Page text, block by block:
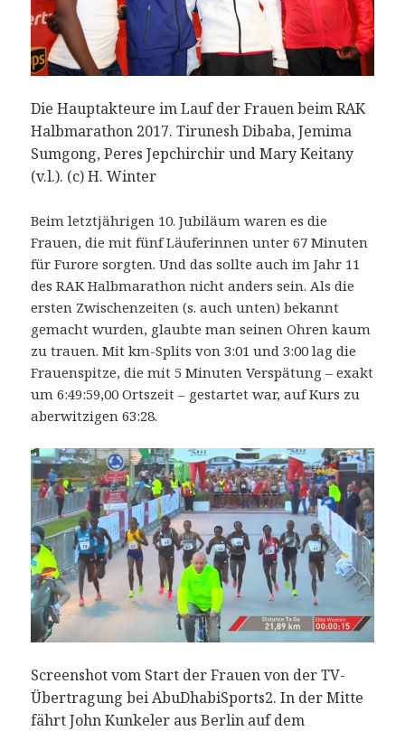
Die Hauptakteure im Lauf der Frauen beim RAK
Halbmarathon 2017. Tirunesh Dibaba, Jemima
Sumgong, Peres Jepchirchir und Mary Keitany
(v.l.). (c) H. Winter
Beim letztjährigen 10. Jubiläum waren es die
Frauen, die mit fünf Läuferinnen unter 67 Minuten
für Furore sorgten. Und das sollte auch im Jahr 11
des RAK Halbmarathon nicht anders sein. Als die
ersten Zwischenzeiten (s. auch unten) bekannt
gemacht wurden, glaubte man seinen Ohren kaum
zu trauen. Mit km-Splits von 3:01 und 3:00 lag die
Frauenspitze, die mit 5 Minuten Verspätung – exakt
um 6:49:59,00 Ortszeit – gestartet war, auf Kurs zu
aberwitzigen 63:28.
Screenshot vom Start der Frauen von der TV-
Übertragung bei AbuDhabiSports2. In der Mitte
fährt John Kunkeler aus Berlin auf dem